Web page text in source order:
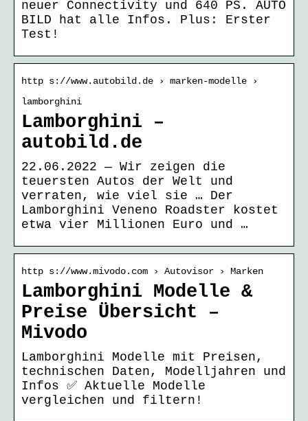
neuer Connectivity und 640 PS. AUTO
BILD hat alle Infos. Plus: Erster
Test!
http s://www.autobild.de › marken-modelle ›
lamborghini
Lamborghini –
autobild.de
22.06.2022 — Wir zeigen die
teuersten Autos der Welt und
verraten, wie viel sie … Der
Lamborghini Veneno Roadster kostet
etwa vier Millionen Euro und …
http s://www.mivodo.com › Autovisor › Marken
Lamborghini Modelle &
Preise Übersicht –
Mivodo
Lamborghini Modelle mit Preisen,
technischen Daten, Modelljahren und
Infos ✅ Aktuelle Modelle
vergleichen und filtern!